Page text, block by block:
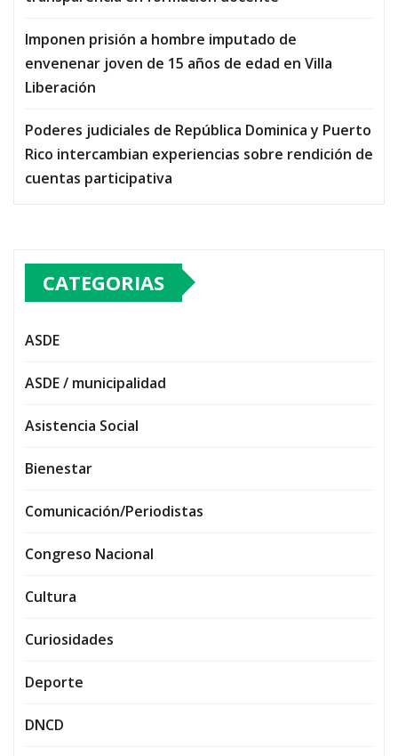
Imponen prisión a hombre imputado de
envenenar joven de 15 años de edad en Villa
Liberación
Poderes judiciales de República Dominica y Puerto
Rico intercambian experiencias sobre rendición de
cuentas participativa
CATEGORIAS
ASDE
ASDE / municipalidad
Asistencia Social
Bienestar
Comunicación/Periodistas
Congreso Nacional
Cultura
Curiosidades
Deporte
DNCD